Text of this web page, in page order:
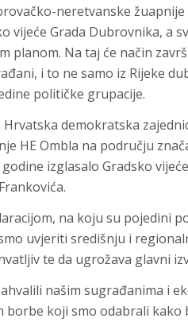
neretvanske žuapnije
vijeće Grada Dubrovnika, a
planom. Na taj će način
i to ne samo iz Rijeke
političke grupacije.
demokratska
HE Ombla na području
izglasalo Gradsko
na koju su pojedini
uvjeriti središnju i
te da ugrožava glavni
našim sugrađanima i
borbe koji smo odabrali